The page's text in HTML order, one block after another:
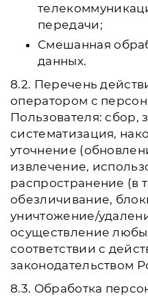
передачи;
Смешанная
данных.
8.2. Перечень
оператором с
Пользователя: сбор,
систематизация,
уточнение
извлечение,
распространение (в
обезличивание,
уничтожение/
осуществление
соответствии с
законодательством
8.3. Обработка